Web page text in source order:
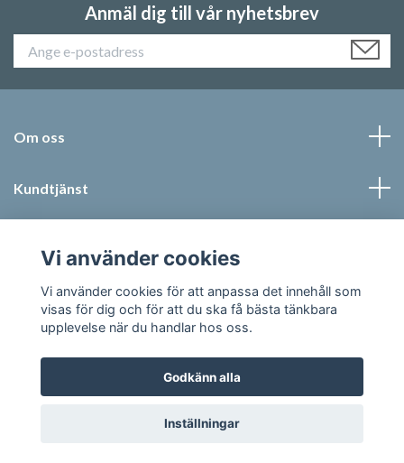
Anmäl dig till vår nyhetsbrev
Om oss
Kundtjänst
Sociala medier
© 2026 Jonic Textil AB
Vi använder cookies
Vi använder cookies för att anpassa det innehåll som
visas för dig och för att du ska få bästa tänkbara
upplevelse när du handlar hos oss.
Godkänn alla
Inställningar